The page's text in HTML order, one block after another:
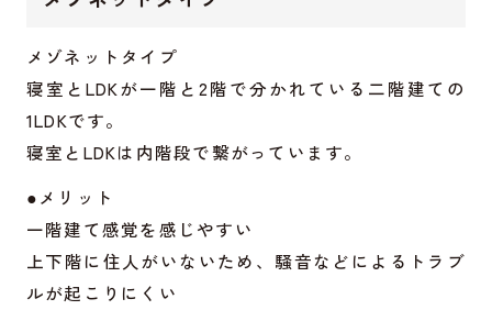
メゾネットタイプ
寝室とLDKが一階と2階で分かれている二階建ての
1LDKです。
寝室とLDKは内階段で繋がっています。
●メリット
一階建て感覚を感じやすい
上下階に住人がいないため、騒音などによるトラブ
ルが起こりにくい